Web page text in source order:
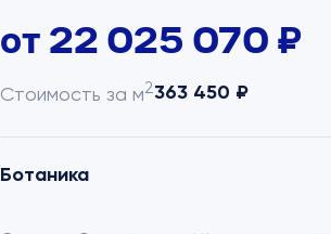
от 22 025 070 ₽
Стоимость за м2363 450 ₽
Ботаника